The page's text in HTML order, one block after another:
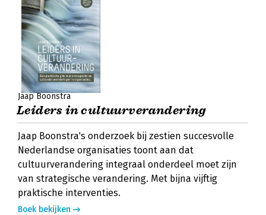
Jaap Boonstra
Leiders in cultuurverandering
Jaap Boonstra's onderzoek bij zestien succesvolle
Nederlandse organisaties toont aan dat
cultuurverandering integraal onderdeel moet zijn
van strategische verandering. Met bijna vijftig
praktische interventies.
Boek bekijken